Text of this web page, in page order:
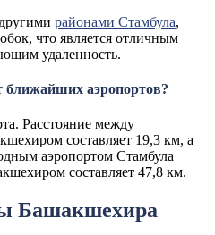
районами Стамбула,
что является отличным
удаленность.
аэропортов?
Расстояние между
составляет 19,3 км, а
аэропортом Стамбула
составляет 47,8 км.
Башакшехира